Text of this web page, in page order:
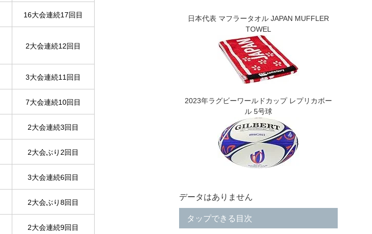
16大会連続17回目
2大会連続12回目
3大会連続11回目
7大会連続10回目
2大会連続3回目
2大会ぶり2回目
3大会連続6回目
2大会ぶり8回目
2大会連続9回目
日本代表 マフラータオル JAPAN MUFFLER
TOWEL
2023年ラグビーワールドカップ レプリカボー
ル 5号球
データはありません
タップできる目次